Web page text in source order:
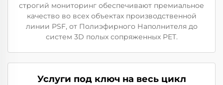
строгий мониторинг обеспечивают премиальное
качество во всех объектах производственной
линии PSF, от Полиэфирного Наполнителя до
систем 3D полых сопряженных PET.
Услуги под ключ на весь цикл